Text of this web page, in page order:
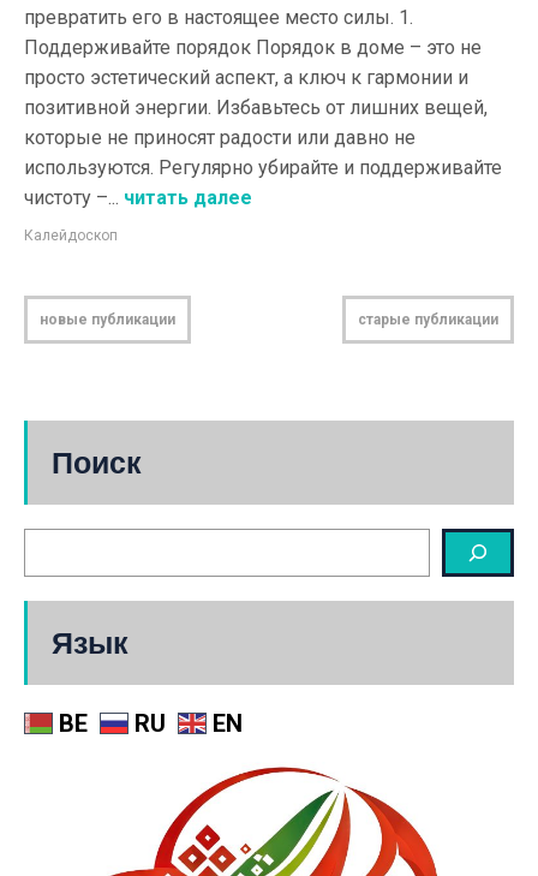
превратить его в настоящее место силы. 1.
Поддерживайте порядок Порядок в доме – это не
просто эстетический аспект, а ключ к гармонии и
позитивной энергии. Избавьтесь от лишних вещей,
которые не приносят радости или давно не
используются. Регулярно убирайте и поддерживайте
чистоту –... читать далее
Калейдоскоп
новые публикации старые публикации
Поиск
Язык
BE RU EN